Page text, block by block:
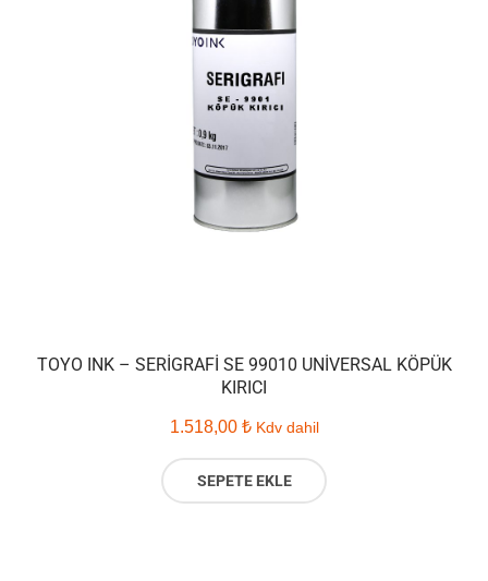
TOYO INK – SERIGRAFI SE 99010 UNIVERSAL KÖPÜK
KIRICI
1.518,00 ₺ Kdv dahil
SEPETE EKLE